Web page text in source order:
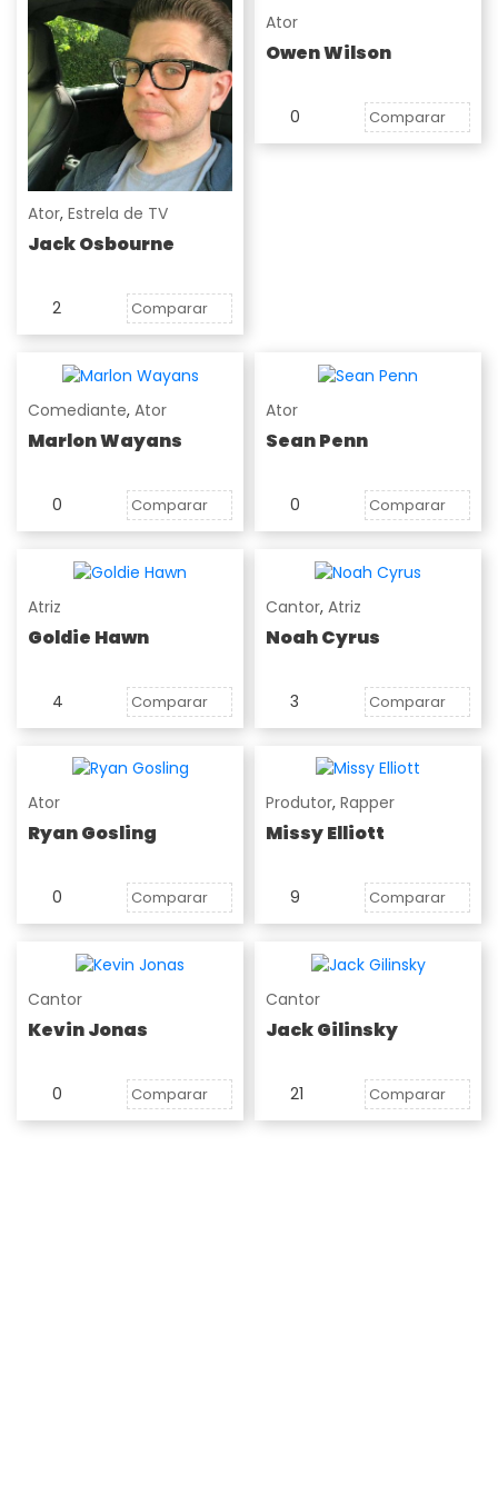
Ator, Estrela de TV
Jack Osbourne
2 Comparar
Ator
Owen Wilson
0 Comparar
Comediante, Ator
Marlon Wayans
0 Comparar
Ator
Sean Penn
0 Comparar
Atriz
Goldie Hawn
4 Comparar
Cantor, Atriz
Noah Cyrus
3 Comparar
Ator
Ryan Gosling
0 Comparar
Produtor, Rapper
Missy Elliott
9 Comparar
Cantor
Kevin Jonas
0 Comparar
Cantor
Jack Gilinsky
21 Comparar